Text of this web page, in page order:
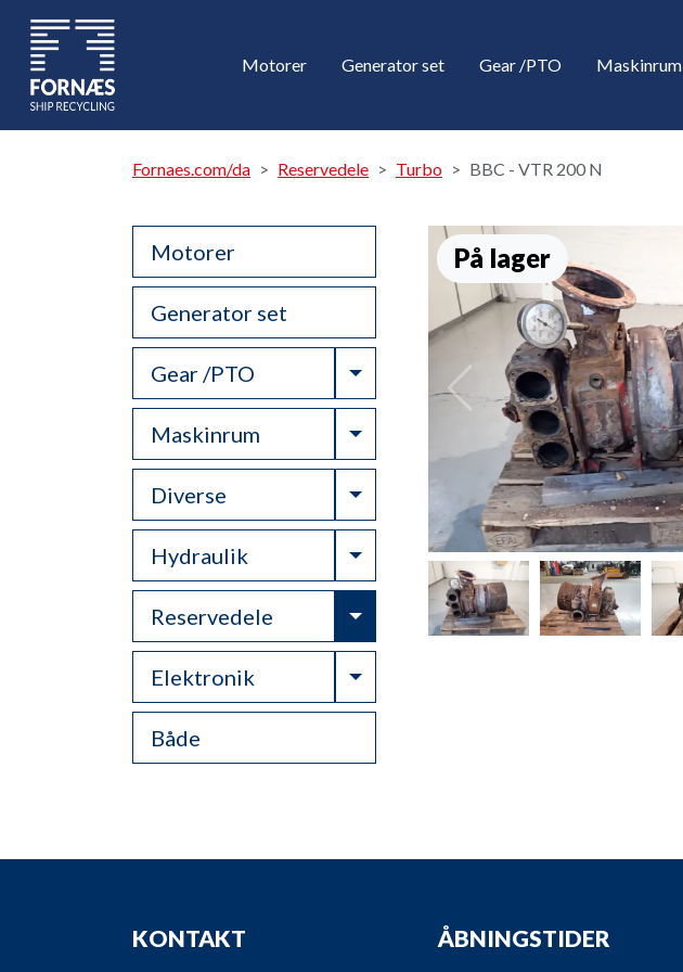
Motorer Generator set Gear /PTO Maskinrum
Fornaes.com/da Reservedele Turbo BBC - VTR 200 N
Motorer
Generator set
Gear /PTO Toggle Dropdown
Maskinrum Toggle Dropdown
Diverse Toggle Dropdown
Hydraulik Toggle Dropdown
Reservedele Toggle Dropdown
Elektronik Toggle Dropdown
Både
På lager
KONTAKT ÅBNINGSTIDER